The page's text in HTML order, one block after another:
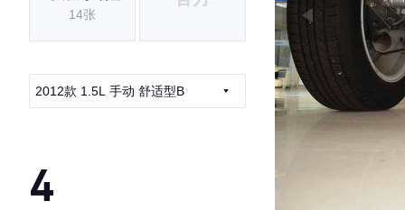
14张
2012款 1.5L 手动 舒适型B
4